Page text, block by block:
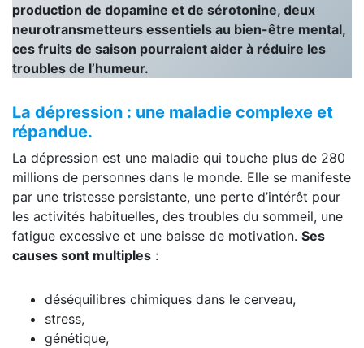
production de dopamine et de sérotonine, deux
neurotransmetteurs essentiels au bien-être mental,
ces fruits de saison pourraient aider à réduire les
troubles de l’humeur.
La dépression : une maladie complexe et
répandue.
La dépression est une maladie qui touche plus de 280
millions de personnes dans le monde. Elle se manifeste
par une tristesse persistante, une perte d’intérêt pour
les activités habituelles, des troubles du sommeil, une
fatigue excessive et une baisse de motivation. Ses
causes sont multiples :
déséquilibres chimiques dans le cerveau,
stress,
génétique,